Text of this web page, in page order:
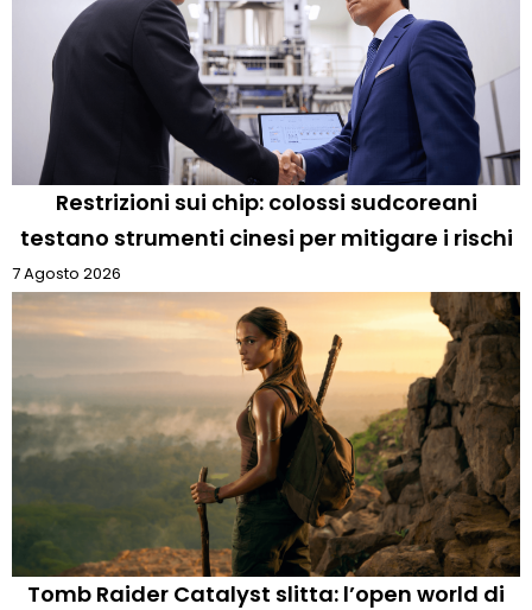
Restrizioni sui chip: colossi sudcoreani
testano strumenti cinesi per mitigare i rischi
7 Agosto 2026
Tomb Raider Catalyst slitta: l’open world di